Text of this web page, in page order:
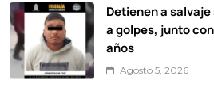
Detienen a
a golpes, junto
años
Agosto 5, 2026